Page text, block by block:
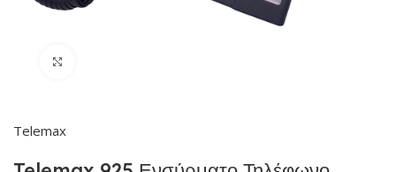
Telemax